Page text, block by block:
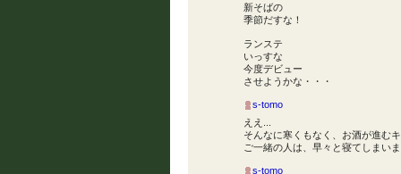
新そばの
季節だすな！
ランステ
いっすな
今度デビュー
させようかな・・・
s-tomo
ええ...
そんなに寒くもなく、お酒が進む
ご一緒の人は、早々と寝てしまい
s-tomo